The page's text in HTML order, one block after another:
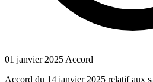
01 janvier 2025 Accord
Accord du 14 janvier 2025 relatif aux